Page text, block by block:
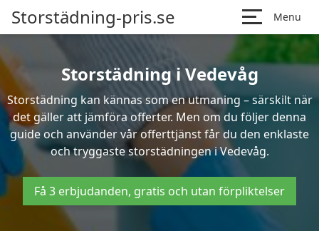
Storstädning-pris.se Menu
Storstädning i Vedevåg
Storstädning kan kännas som en utmaning – särskilt när
det gäller att jämföra offerter. Men om du följer denna
guide och använder vår offerttjänst får du den enklaste
och tryggaste storstädningen i Vedevåg.
Få 3 erbjudanden, gratis och utan förpliktelser